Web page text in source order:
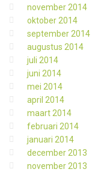
november 2014
oktober 2014
september 2014
augustus 2014
juli 2014
juni 2014
mei 2014
april 2014
maart 2014
februari 2014
januari 2014
december 2013
november 2013